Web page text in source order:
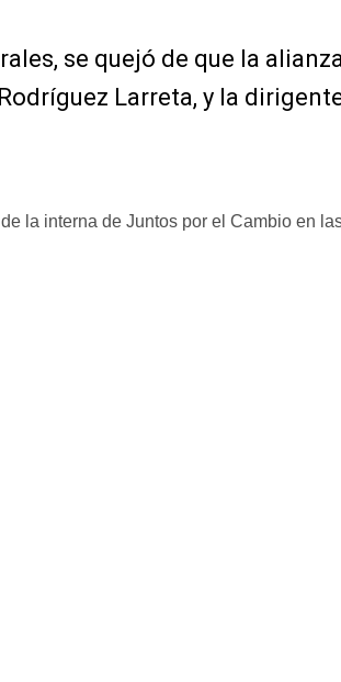
se quejó de que la
Larreta, y la